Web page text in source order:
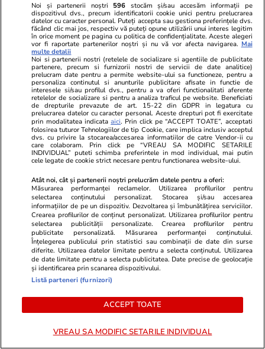
Comentează
Loghează-te în contul tăupentru a adăuga
comentarii și a te alătura dialogului.
Sunt de acord cu regulile comunitatii
Noi și partenerii noștri 596 stocăm și/sau accesăm informații pe
dispozitivul dvs., precum identificatorii cookie unici pentru prelucrarea
datelor cu caracter personal. Puteți accepta sau gestiona preferințele dvs.
făcând clic mai jos, respectiv vă puteți opune utilizării unui interes legitim
în orice moment pe pagina cu politica de confidențialitate. Aceste alegeri
vor fi raportate partenerilor noștri și nu vă vor afecta navigarea. Mai
multe detalii
Noi si partenerii nostri (retelele de socializare si agentiile de publicitate
partenere, precum si furnizorii nostri de servicii de date analitice)
prelucram date pentru a permite website-ului sa functioneze, pentru a
personaliza continutul si anunturile publicitare afisate in functie de
interesele si/sau profilul dvs., pentru a va oferi functionalitati aferente
retelelor de socializare si pentru a analiza traficul pe website. Beneficiati
de drepturile prevazute de art. 15-22 din GDPR in legatura cu
prelucrarea datelor cu caracter personal. Aceste drepturi pot fi exercitate
prin modalitatea indicataaici. Prin click pe “ACCEPT TOATE”, acceptati
folosirea tuturor Tehnologiilor de tip Cookie, care implica inclusiv acceptul
dvs. cu privire la stocarea/accesarea informatiilor de catre Vendor-ii cu
care colaboram. Prin click pe “VREAU SA MODIFIC SETARILE
INDIVIDUAL” puteti schimba preferintele in mod individual, mai putin
cele legate de cookie strict necesare pentru functionarea website-ului.
Atât noi, cât și partenerii noștri prelucrăm datele pentru a oferi:
Măsurarea performanței reclamelor. Utilizarea profilurilor pentru
selectarea conținutului personalizat. Stocarea și/sau accesarea
informațiilor de pe un dispozitiv. Dezvoltarea și îmbunătățirea serviciilor.
Crearea profilurilor de conținut personalizat. Utilizarea profilurilor pentru
selectarea publicității personalizate. Crearea profilurilor pentru
publicitate personalizată. Măsurarea performanței conținutului.
Înțelegerea publicului prin statistici sau combinații de date din surse
diferite. Utilizarea datelor limitate pentru a selecta conținutul. Utilizarea
de date limitate pentru a selecta publicitatea. Date precise de geolocație
și identificarea prin scanarea dispozitivului.
Listă parteneri (furnizori)
ACCEPT TOATE
VREAU SA MODIFIC SETARILE INDIVIDUAL